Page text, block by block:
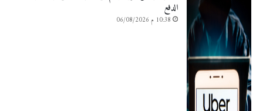
الدفع
10:38 م 06/08/2026